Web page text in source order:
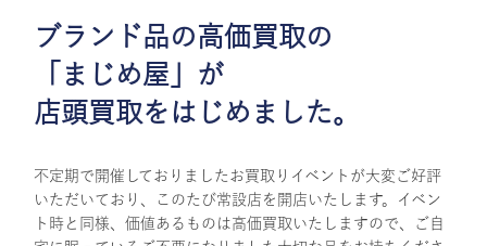
ブランド品の高価買取の
「まじめ屋」が
店頭買取をはじめました。
不定期で開催しておりましたお買取りイベントが大変ご好評
いただいており、このたび常設店を開店いたします。イベン
ト時と同様、価値あるものは高価買取いたしますので、ご自